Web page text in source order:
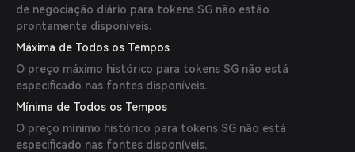
de negociação diário para tokens SG não estão
prontamente disponíveis.
Máxima de Todos os Tempos
O preço máximo histórico para tokens SG não está
especificado nas fontes disponíveis.
Mínima de Todos os Tempos
O preço mínimo histórico para tokens SG não está
especificado nas fontes disponíveis.